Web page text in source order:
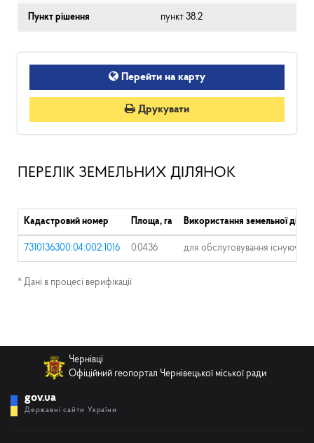
Пункт рішення пункт 38.2
Перейти на карту
Друкувати
ПЕРЕЛІК ЗЕМЕЛЬНИХ ДІЛЯНОК
Кадастровий номер Площа, га Використання земельної
7310136300:04:002:1016 0.0436 для обслуговування
* Дані в процесі верифікації
Чернівці
Офіційний геопортал Чернівецької міської ради
gov.ua
Державні сайти України